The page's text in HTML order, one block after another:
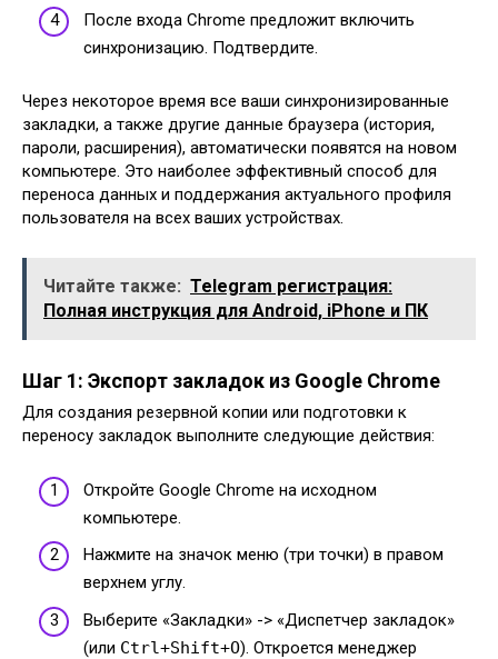
После входа Chrome предложит включить
синхронизацию. Подтвердите.
Через некоторое время все ваши синхронизированные
закладки, а также другие данные браузера (история,
пароли, расширения), автоматически появятся на новом
компьютере. Это наиболее эффективный способ для
переноса данных и поддержания актуального профиля
пользователя на всех ваших устройствах.
Читайте также: Telegram регистрация:
Полная инструкция для Android, iPhone и ПК
Шаг 1: Экспорт закладок из Google Chrome
Для создания резервной копии или подготовки к
переносу закладок выполните следующие действия:
Откройте Google Chrome на исходном
компьютере.
Нажмите на значок меню (три точки) в правом
верхнем углу.
Выберите «Закладки» -> «Диспетчер закладок»
(или Ctrl+Shift+O). Откроется менеджер